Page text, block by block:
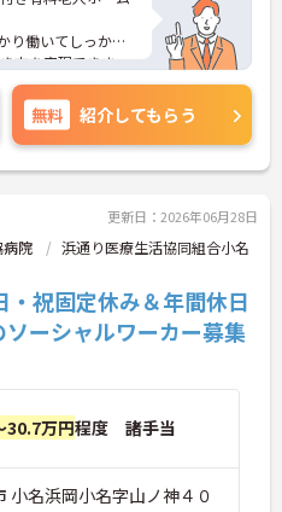
り働いてしっかり
方を実現できま
きながら経験を積
問い合わせくださ
無料 紹介してもらう
更新日：2026年06月28日
病院
浜通り医療生活協同組合小名
・祝固定休み＆年間休日
ーシャルワーカー募集
30.7万円程度 諸手当
小名浜岡小名字山ノ神４０